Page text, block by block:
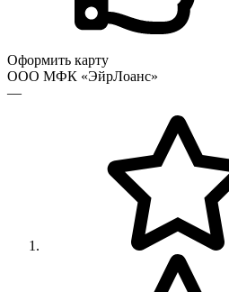
Оформить карту
ООО МФК «ЭйрЛоанс»
—